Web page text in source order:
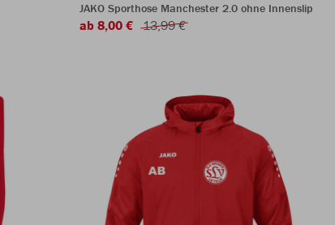
JAKO Sporthose Manchester 2.0 ohne Innenslip
ab 8,00 € 13,99 €